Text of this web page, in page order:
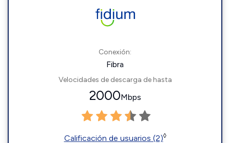
Conexión:
Fibra
Velocidades de descarga de hasta
2000Mbps
Calificación de usuarios (2)◊